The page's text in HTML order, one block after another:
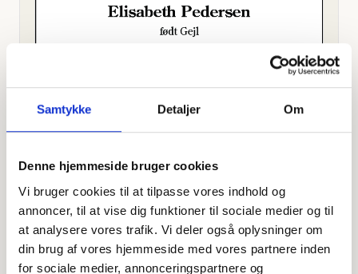
Samtykke Detaljer Om
Denne hjemmeside bruger cookies
Vi bruger cookies til at tilpasse vores indhold og
annoncer, til at vise dig funktioner til sociale medier og til
at analysere vores trafik. Vi deler også oplysninger om
din brug af vores hjemmeside med vores partnere inden
for sociale medier, annonceringspartnere og
Højtideligheden
Fredagd. 13. oktober 2023 kl. 11.00